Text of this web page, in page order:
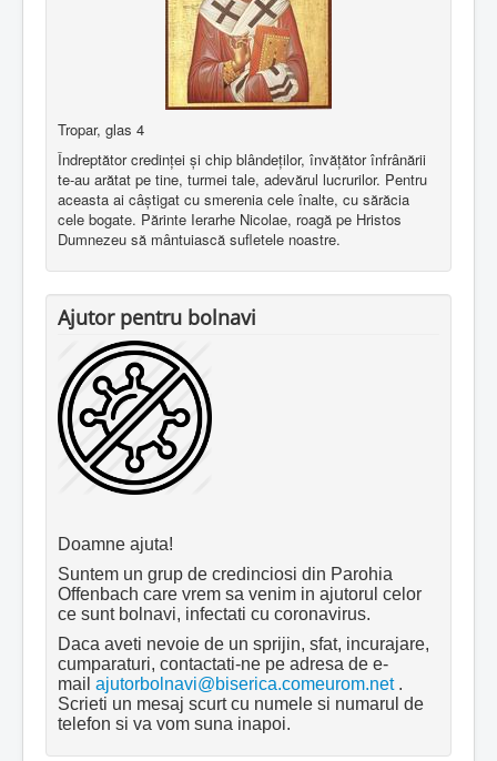
Tropar, glas 4
Îndreptător credinţei şi chip blândeţilor, învăţător înfrânării
te-au arătat pe tine, turmei tale, adevărul lucrurilor. Pentru
aceasta ai câştigat cu smerenia cele înalte, cu sărăcia
cele bogate. Părinte Ierarhe Nicolae, roagă pe Hristos
Dumnezeu să mântuiască sufletele noastre.
Ajutor pentru bolnavi
Doamne ajuta!
Suntem un grup de credinciosi din Parohia
Offenbach care vrem sa venim in ajutorul celor
ce sunt bolnavi, infectati cu coronavirus.
Daca aveti nevoie de un sprijin, sfat, incurajare,
cumparaturi, contactati-ne pe adresa de e-
mail ajutorbolnavi@biserica.comeurom.net.
Scrieti un mesaj scurt cu numele si numarul de
telefon si va vom suna inapoi.